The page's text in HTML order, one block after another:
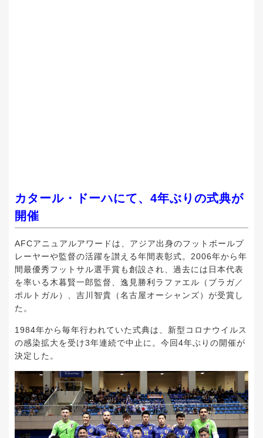
カタール・ドーハにて、4年ぶりの式典が
開催
AFCアニュアルアワードは、アジア出身のフットボールプ
レーヤーや監督の活躍を讃える年間表彰式。2006年から年
間最優秀フットサル選手賞も創設され、過去には日本代表
を率いる木暮賢一郎監督、逸見勝利ラファエル（ブラガ／
ポルトガル）、吉川智貴（名古屋オーシャンズ）が受賞し
た。
1984年から毎年行われていた式典は、新型コロナウイルス
の感染拡大を受け3年連続で中止に。今回4年ぶりの開催が
決定した。